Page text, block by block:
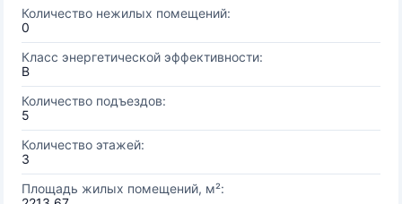
Количество нежилых помещений:
0
Класс энергетической эффективности:
B
Количество подъездов:
5
Количество этажей:
3
Площадь жилых помещений, м²: